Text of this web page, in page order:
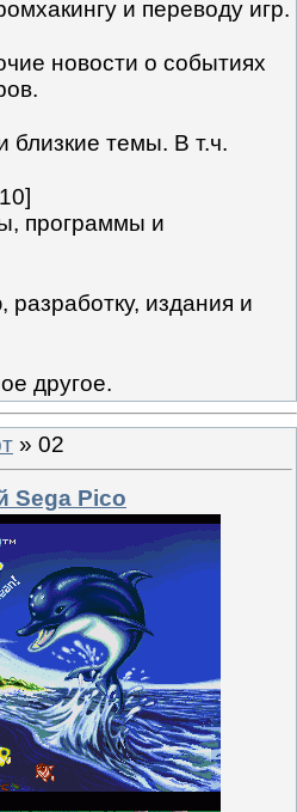
и переводу игр.
новости о событиях
близкие темы. В т.ч.
программы и
издания и
другое.
» 02
Sega Pico